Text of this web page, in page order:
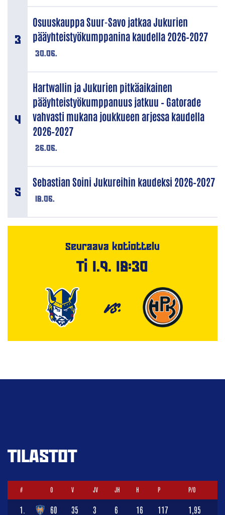
30.06.
Osuuskauppa Suur-Savo jatkaa Jukurien
pääyhteistyökumppanina kaudella 2026–2027
26.06.
Hartwallin ja Jukurien pitkäaikainen
pääyhteistyökumppanuus jatkuu – Gatorade
vahvasti mukana joukkueen arjessa kaudella
2026–2027
18.06.
Sebastian Soini Jukureihin kaudeksi 2026–2027
Seuraava kotiottelu
Ti 1.9. 18:30
VS.
TILASTOT
# O V JV JH H P P/O
1. 60 35 3 6 16 117 1,95